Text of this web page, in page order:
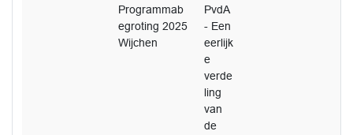
Programmab
egroting 2025
Wijchen
PvdA
- Een
eerlijk
e
verde
ling
van
de